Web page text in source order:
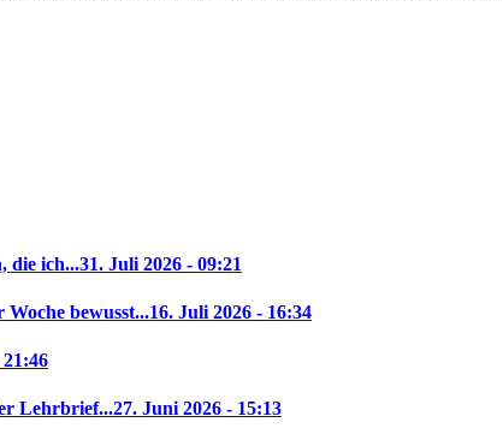
die ich...31. Juli 2026 - 09:21
bewusst...16. Juli 2026 - 16:34
Lehrbrief...27. Juni 2026 - 15:13